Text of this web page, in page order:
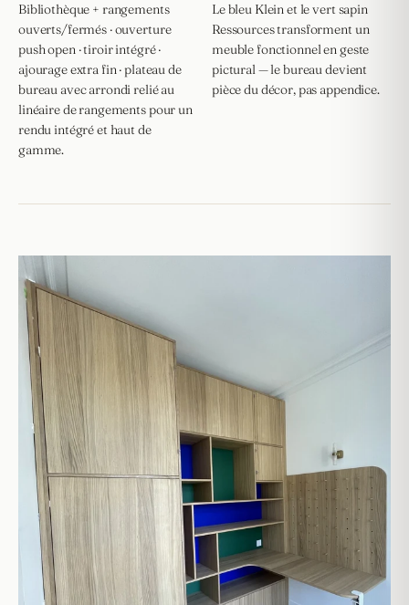
Bibliothèque + rangements
ouverts/fermés · ouverture
push open · tiroir intégré ·
ajourage extra fin · plateau de
bureau avec arrondi relié au
linéaire de rangements pour un
rendu intégré et haut de
gamme.
Le bleu Klein et le vert sapin
Ressources transforment un
meuble fonctionnel en geste
pictural — le bureau devient
pièce du décor, pas appendice.